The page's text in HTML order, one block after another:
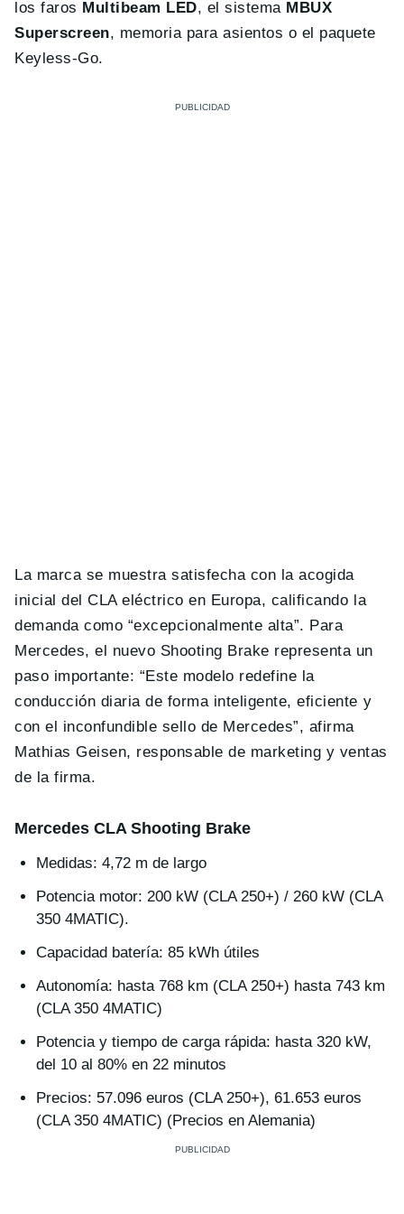
los faros Multibeam LED, el sistema MBUX
Superscreen, memoria para asientos o el paquete
Keyless-Go.
La marca se muestra satisfecha con la acogida
inicial del CLA eléctrico en Europa, calificando la
demanda como “excepcionalmente alta”. Para
Mercedes, el nuevo Shooting Brake representa un
paso importante: “Este modelo redefine la
conducción diaria de forma inteligente, eficiente y
con el inconfundible sello de Mercedes”, afirma
Mathias Geisen, responsable de marketing y ventas
de la firma.
Mercedes CLA Shooting Brake
Medidas: 4,72 m de largo
Potencia motor: 200 kW (CLA 250+) / 260 kW (CLA
350 4MATIC).
Capacidad batería: 85 kWh útiles
Autonomía: hasta 768 km (CLA 250+) hasta 743 km
(CLA 350 4MATIC)
Potencia y tiempo de carga rápida: hasta 320 kW,
del 10 al 80% en 22 minutos
Precios: 57.096 euros (CLA 250+), 61.653 euros
(CLA 350 4MATIC) (Precios en Alemania)